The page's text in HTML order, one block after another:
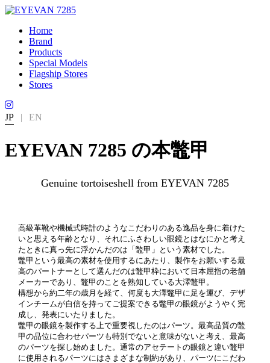
Home
Brand
Products
Special Models
Flagship Stores
Stores
JP | EN
EYEVAN 7285 の本鼈甲
Genuine tortoiseshell from EYEVAN 7285
高級革靴や機械式時計のようなこだわりのある逸品を身に着けた
いと思える年齢となり、それにふさわしい眼鏡とはなにかと考え
たときに真っ先に浮かんだのは「鼈甲」という素材でした。
鼈甲という最高の素材を使用するにあたり、製作をお願いする最
高のパートナーとして選んだのは鼈甲枠において日本屈指の老舗
メーカーであり、鼈甲のことを熟知している大澤鼈甲。
構想から約二年の歳月を経て、何度も大澤鼈甲に足を運び、デザ
インチームが自信を持ってご提案できる鼈甲の眼鏡がようやく完
成し、発表にいたりました。
鼈甲の眼鏡を製作する上で重要視したのはパーツ。最高品質の鼈
甲の品位に合わせパーツも特別でないと意味がないと考え、最高
のパーツを探し始めました。通常のアセテートの眼鏡と違い鼈甲
に使用されるパーツにはさまざまな制約があり、パーツにこだわ